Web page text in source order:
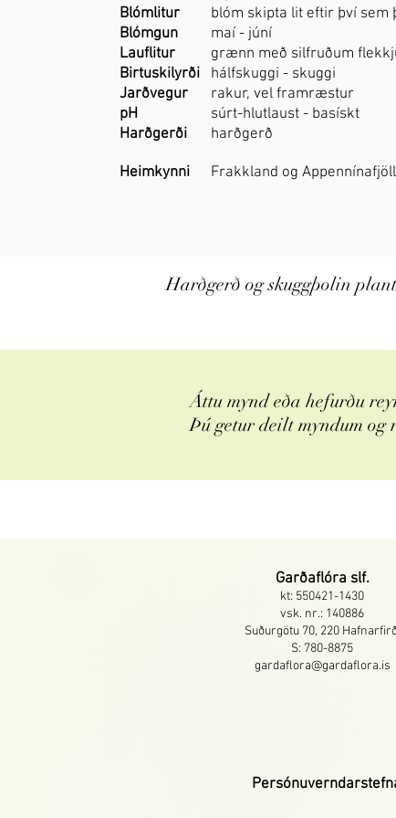
Blómlitur
blóm skipta lit eftir því
Blómgun
maí - júní
Lauflitur
grænn með silfruðum
Birtuskilyrði
hálfskuggi - skuggi
Jarðvegur
rakur, vel framræstur
pH
súrt-hlutlaust - basískt
Harðgerði
harðgerð
Heimkynni Frakkland og Appennínafjöll
Harðgerð og skuggþolin
Áttu mynd eða hefurðu
Þú getur deilt myndum og
Garðaflóra slf.
kt: 550421-1430
vsk. nr.: 140886
Suðurgötu 70, 220
S: 780-8875
gardaflora@gardaflora.is